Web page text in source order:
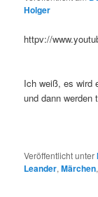
Holger
httpv://
Ich weiß, es wird
und dann werden
Veröffentlicht unter
Leander,Märchen